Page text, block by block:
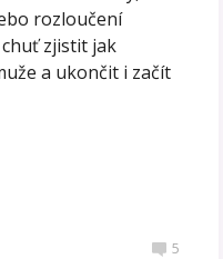
rozloučení
zjistit jak
a ukončit i začít
5